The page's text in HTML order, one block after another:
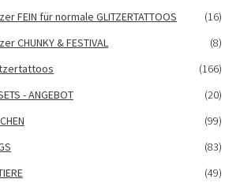
FEIN für normale GLITZERTATTOOS
(16)
CHUNKY & FESTIVAL
(8)
(166)
- ANGEBOT
(20)
(99)
(83)
(49)